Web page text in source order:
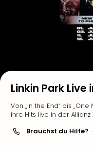
Linkin Park Live
Von „In the End“ bis
ihre Hits live in der Allianz
Brauchst du Hilfe?